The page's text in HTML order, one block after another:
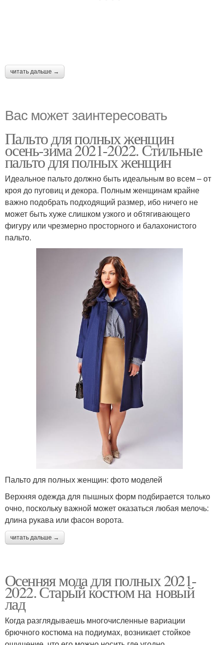
читать дальше →
Вас может заинтересовать
Пальто для полных женщин
осень-зима 2021-2022. Стильные
пальто для полных женщин
Идеальное пальто должно быть идеальным во всем – от
кроя до пуговиц и декора. Полным женщинам крайне
важно подобрать подходящий размер, ибо ничего не
может быть хуже слишком узкого и обтягивающего
фигуру или чрезмерно просторного и балахонистого
пальто.
Пальто для полных женщин: фото моделей
Верхняя одежда для пышных форм подбирается только
очно, поскольку важной может оказаться любая мелочь:
длина рукава или фасон ворота.
читать дальше →
Осенняя мода для полных 2021-
2022. Старый костюм на новый
лад
Когда разглядываешь многочисленные вариации
брючного костюма на подиумах, возникает стойкое